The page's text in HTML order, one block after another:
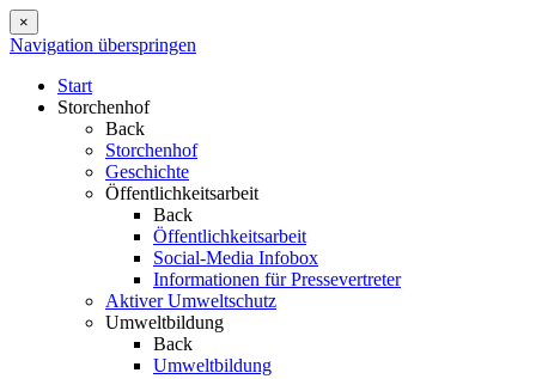
×
Navigation überspringen
Start
Storchenhof
Back
Storchenhof
Geschichte
Öffentlichkeitsarbeit
Back
Öffentlichkeitsarbeit
Social-Media Infobox
Informationen für Pressevertreter
Aktiver Umweltschutz
Umweltbildung
Back
Umweltbildung